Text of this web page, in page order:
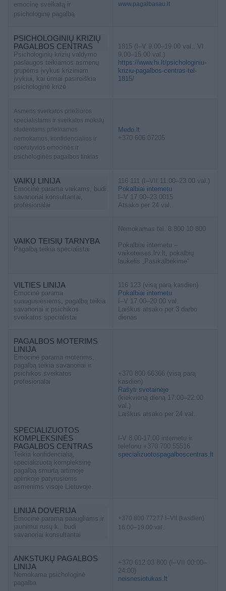
emocinę sveikatą ir
psichologinę pagalbą
www.pagalbasau.lt
PSICHOLOGINIŲ KRIZIŲ
PAGALBOS CENTRAS
Psichologinių krizių valdymo
paslaugos teikiamos asmenų
grupėms įvykus kriziniam
įvykiui, kai ūmiai pasireiškia
psichologinė krizė
1815 (I–V 9.00–19.00 val., VI
9.00–15.00 val.)
https://www.hi.lt/psichologiniu-
kriziu-pagalbos-centras-tel-
1815/
Asmens sveikatos priežiūros
specialistams ir sveikatos mokslų
studentams prieinamos
nemokamos, konfidencialios ir
operatyvios emocinės ir
psichologinės pagalbos tinklas
Medo.lt
+370 606 07205
VAIKŲ LINIJA
Emocinė parama vaikams, budi
savanoriai konsultantai,
profesionalai
116 111 (I–VII 11.00–23.00 val.)
Pokalbiai internetu
I–V 17.00–23.0015
Atsako per 24 val.
VAIKO TEISIŲ TARNYBA
Pagalbą teikia specialistai
Nemokamas tel. 8 800 10 800
Pokalbiai internetu –
vaikoteises.lrv.lt, pokalbių
laukelis „Pasikalbėkime“
VILTIES LINIJA
Emocinė parama
suaugusiesiems, pagalbą teikia
savanoriai ir psichikos
sveikatos specialistai
116 123 (visą parą kasdien)
Pokalbiai internetu
I–V 17.00–20.00 val.
Laiškus atsako per 3 darbo
dienas
PAGALBOS MOTERIMS
LINIJA
Emocinė parama moterims,
pagalbą teikia savanoriai ir
psichikos sveikatos
profesionalai
SPECIALIZUOTOS
KOMPLEKSINĖS
PAGALBOS CENTRAS
Teikia konfidencialią,
specializuotą kompleksinę
pagalbą smurtą artimoje
aplinkoje patyrusiems
asmenims visoje Lietuvoje.
+370 800 66366 (visą parą
kasdien)
Rašyti svetainėje
(kiekvieną dieną 17.00–22.00
val.)
Laiškus atsako per 24 val.
I-V 8.00-17.00 internetu ir
telefonu +370 700 55516
specializuotospagalboscentras.lt
LINIJA DOVERIJA
Emocinė parama paaugliams ir
jaunimui rusų k., budi
savanoriai konsultantai
+370 800 77277 I–VII (kasdien)
16.00–19.00 val.
ANKSTUKŲ PAGALBOS
LINIJA
Nemokama psichologinė
pagalba
+370 612 03 800 (I–VII 00:00–
24:00)
neisnesiotukas.lt